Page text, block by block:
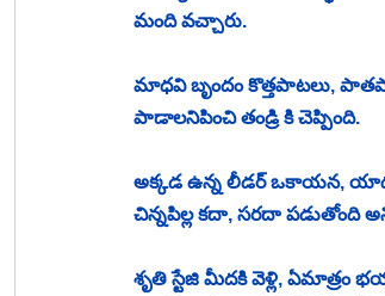
మంది వచ్చారు.
మాధవి బృందం కొత్తపాటలు,
పాడాలనిపించి తండ్రి కి చెప్పింది.
అక్కడ ఉన్న లీడర్ ఒకాయన,
చిన్నపిల్ల కదా, సరదా పడుతోంది
శృతి స్టేజి మీదకి వెళ్లి,